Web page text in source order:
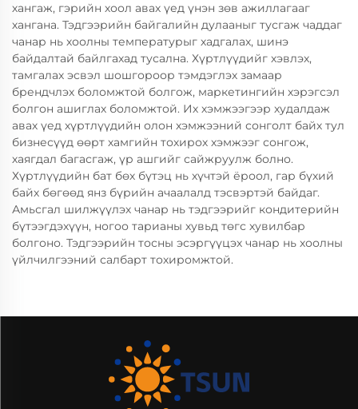
хангаж, гэрийн хоол авах үед үнэн зөв ажиллагааг
хангана. Тэдгээрийн байгалийн дулааныг тусгаж чаддаг
чанар нь хоолны температурыг хадгалах, шинэ
байдалтай байлгахад тусална. Хүртлүүдийг хэвлэх,
тамгалах эсвэл шошгороор тэмдэглэх замаар
брендчлэх боломжтой болгож, маркетингийн хэрэгсэл
болгон ашиглах боломжтой. Их хэмжээгээр худалдаж
авах үед хүртлүүдийн олон хэмжээний сонголт байх тул
бизнесүүд өөрт хамгийн тохирох хэмжээг сонгож,
хаягдал багасгаж, үр ашгийг сайжруулж болно.
Хүртлүүдийн бат бөх бүтэц нь хүчтэй ёроол, гар бүхий
байх бөгөөд янз бүрийн ачаалалд тэсвэртэй байдаг.
Амьсгал шилжүүлэх чанар нь тэдгээрийг кондитерийн
бүтээгдэхүүн, ногоо тарианы хувьд төгс хувилбар
болгоно. Тэдгээрийн тосны эсэргүүцэх чанар нь хоолны
үйлчилгээний салбарт тохиромжтой.